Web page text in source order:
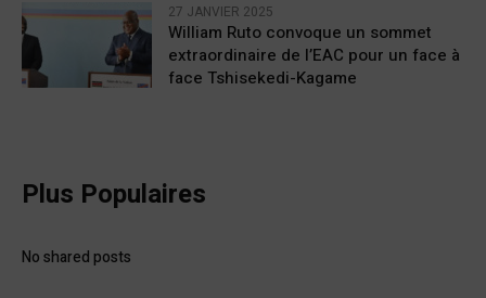
27 JANVIER 2025
William Ruto convoque un sommet
extraordinaire de l’EAC pour un face à
face Tshisekedi-Kagame
Plus Populaires
No shared posts